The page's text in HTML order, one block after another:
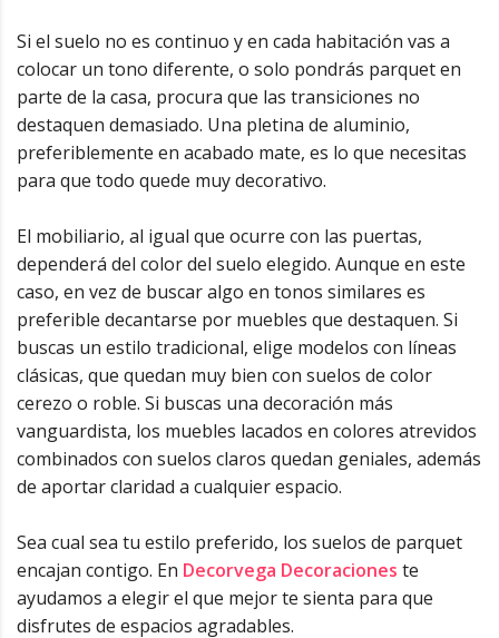
Si el suelo no es continuo y en cada habitación vas a
colocar un tono diferente, o solo pondrás parquet en
parte de la casa, procura que las transiciones no
destaquen demasiado. Una pletina de aluminio,
preferiblemente en acabado mate, es lo que necesitas
para que todo quede muy decorativo.
El mobiliario, al igual que ocurre con las puertas,
dependerá del color del suelo elegido. Aunque en este
caso, en vez de buscar algo en tonos similares es
preferible decantarse por muebles que destaquen. Si
buscas un estilo tradicional, elige modelos con líneas
clásicas, que quedan muy bien con suelos de color
cerezo o roble. Si buscas una decoración más
vanguardista, los muebles lacados en colores atrevidos
combinados con suelos claros quedan geniales, además
de aportar claridad a cualquier espacio.
Sea cual sea tu estilo preferido, los suelos de parquet
encajan contigo. En Decorvega Decoraciones te
ayudamos a elegir el que mejor te sienta para que
disfrutes de espacios agradables.